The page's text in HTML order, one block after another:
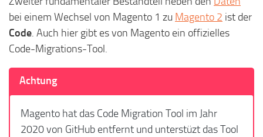
bei einem Wechsel von Magento 1 zu Magento 2 ist der
Code. Auch hier gibt es von Magento ein offizielles
Code-Migrations-Tool.
Achtung
Magento hat das Code Migration Tool im Jahr
2020 von GitHub entfernt und unterstüzt das Tool